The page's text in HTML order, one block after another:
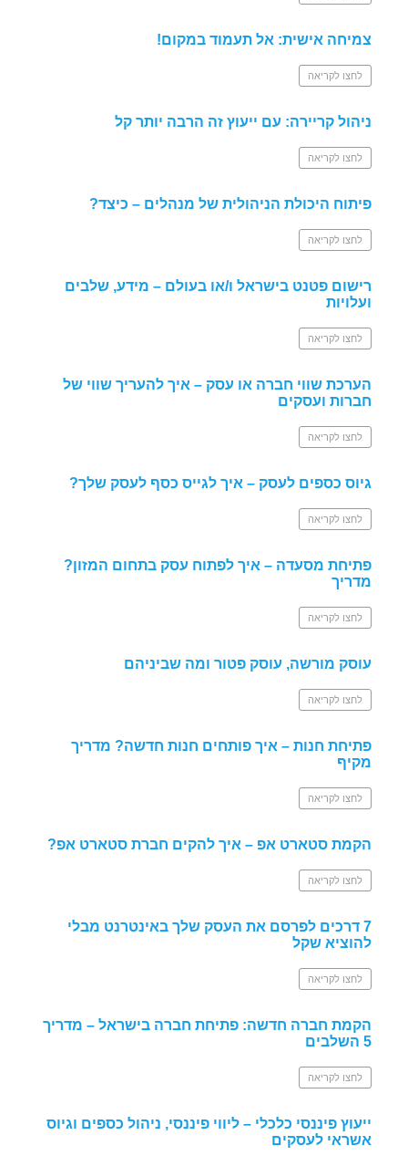
צמיחה אישית: אל תעמוד במקום!
לחצו לקריאה
ניהול קריירה: עם ייעוץ זה הרבה יותר קל
לחצו לקריאה
פיתוח היכולת הניהולית של מנהלים – כיצד?
לחצו לקריאה
רישום פטנט בישראל ו/או בעולם – מידע, שלבים
ועלויות
לחצו לקריאה
הערכת שווי חברה או עסק – איך להעריך שווי של
חברות ועסקים
לחצו לקריאה
גיוס כספים לעסק – איך לגייס כסף לעסק שלך?
לחצו לקריאה
פתיחת מסעדה – איך לפתוח עסק בתחום המזון?
מדריך
לחצו לקריאה
עוסק מורשה, עוסק פטור ומה שביניהם
לחצו לקריאה
פתיחת חנות – איך פותחים חנות חדשה? מדריך
מקיף
לחצו לקריאה
הקמת סטארט אפ – איך להקים חברת סטארט אפ?
לחצו לקריאה
7 דרכים לפרסם את העסק שלך באינטרנט מבלי
להוציא שקל
לחצו לקריאה
הקמת חברה חדשה: פתיחת חברה בישראל – מדריך
5 השלבים
לחצו לקריאה
ייעוץ פיננסי כלכלי – ליווי פיננסי, ניהול כספים וגיוס
אשראי לעסקים